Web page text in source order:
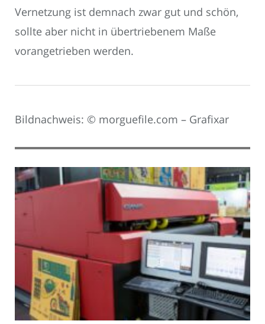
Vernetzung ist demnach zwar gut und schön,
sollte aber nicht in übertriebenem Maße
vorangetrieben werden.
Bildnachweis: © morguefile.com – Grafixar